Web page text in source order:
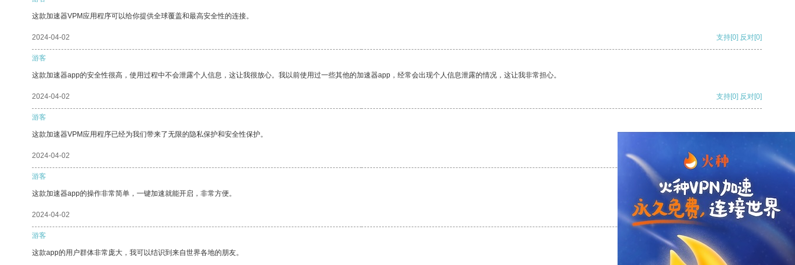
这款加速器VPM应用程序可以给你提供全球覆盖和最高安全性的连接。
2024-04-02 支持[0] 反对[0]
游客
这款加速器app的安全性很高，使用过程中不会泄露个人信息，这让我很放心。我以前使用过一些其他的加速器app，经常会出现个人信息泄露的情况，这让我非常担心。
2024-04-02 支持[0] 反对[0]
游客
这款加速器VPM应用程序已经为我们带来了无限的隐私保护和安全性保护。
2024-04-02 支持
游客
这款加速器app的操作非常简单，一键加速就能开启，非常方便。
2024-04-02 支持[0] 反对[0]
游客
这款app的用户群体非常庞大，我可以结识到来自世界各地的朋友。